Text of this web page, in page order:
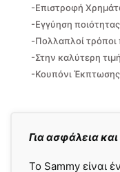
Για ασφάλεια
Το Sammy είναι
-Επιστροφή
-Εγγύηση
-Πολλαπλοί
-Στην καλύτερη τιμή
-Κουπόνι